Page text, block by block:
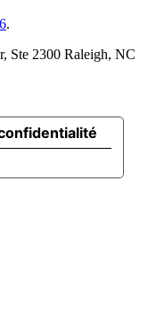
.
Ste 2300 Raleigh, NC